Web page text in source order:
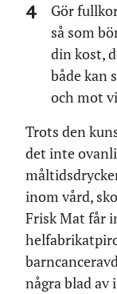
Gör
så som
din kost,
både kan
och mot
Trots den
det inte
inom vård,
Frisk Mat får
några blad av